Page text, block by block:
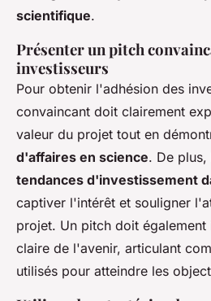
scientifique.
Présenter un pitch
investisseurs
Pour obtenir l'adhésion des
convaincant doit clairement
valeur du projet tout en
d'affaires en science. De plus,
tendances d'investissement
captiver l'intérêt et souligner
projet. Un pitch doit également
claire de l'avenir, articulant
utilisés pour atteindre les